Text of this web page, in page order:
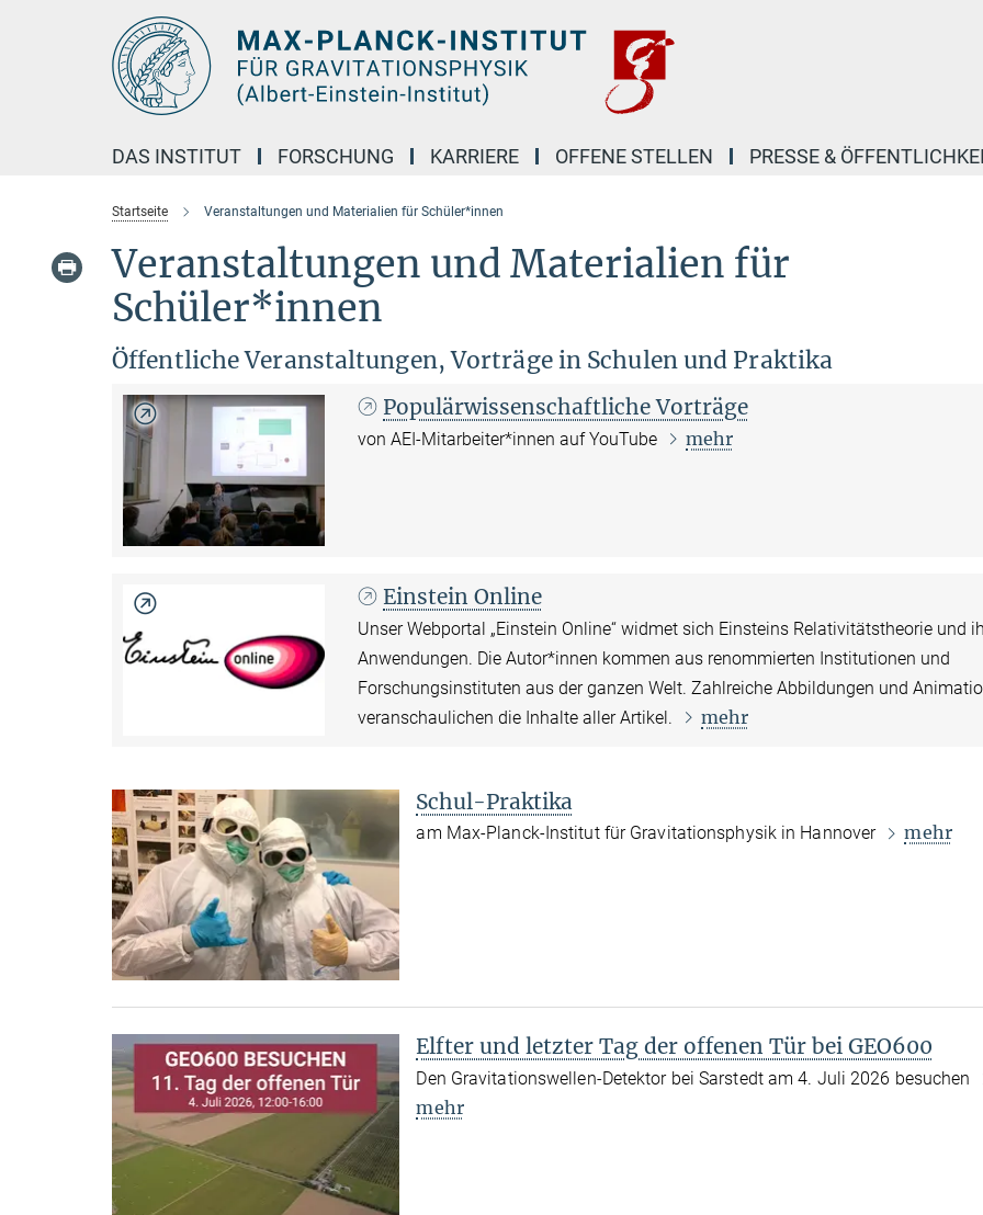
DAS INSTITUT FORSCHUNG KARRIERE OFFENE STELLEN PRESSE &
Startseite Veranstaltungen und Materialien für Schüler*innen
Veranstaltungen und Materialien für
Schüler*innen
Öffentliche Veranstaltungen, Vorträge in Schulen und Praktika
Populärwissenschaftliche Vorträge
von AEI-Mitarbeiter*innen auf YouTube mehr
Einstein Online
Unser Webportal „Einstein Online“ widmet sich Einsteins Relativitätstheorie und
Anwendungen. Die Autor*innen kommen aus renommierten Institutionen und
Forschungsinstituten aus der ganzen Welt. Zahlreiche Abbildungen und
veranschaulichen die Inhalte aller Artikel.
mehr
Schul-Praktika
am Max-Planck-Institut für Gravitationsphysik in Hannover mehr
Elfter und letzter Tag der offenen Tür bei GEO600
Den Gravitationswellen-Detektor bei Sarstedt am 4. Juli 2026 besuchen
mehr